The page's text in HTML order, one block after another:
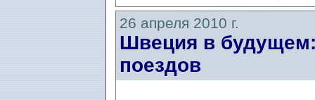
26 апреля 2010 г.
Швеция в
поездов